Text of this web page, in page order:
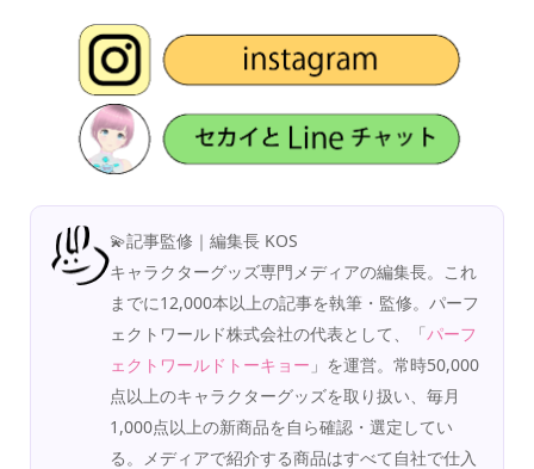
💫記事監修｜編集長 KOS
キャラクターグッズ専門メディアの編集長。これ
までに12,000本以上の記事を執筆・監修。パーフ
ェクトワールド株式会社の代表として、「パーフ
ェクトワールドトーキョー 」を運営。常時50,000
点以上のキャラクターグッズを取り扱い、毎月
1,000点以上の新商品を自ら確認・選定してい
る。メディアで紹介する商品はすべて自社で仕入